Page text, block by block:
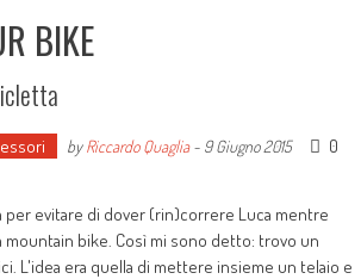
BIKE
byRiccardo Quaglia- 9 Giugno 2015 0
per evitare di dover (rin)correre Luca mentre
mountain bike. Così mi sono detto: trovo un
L'idea era quella di mettere insieme un telaio e